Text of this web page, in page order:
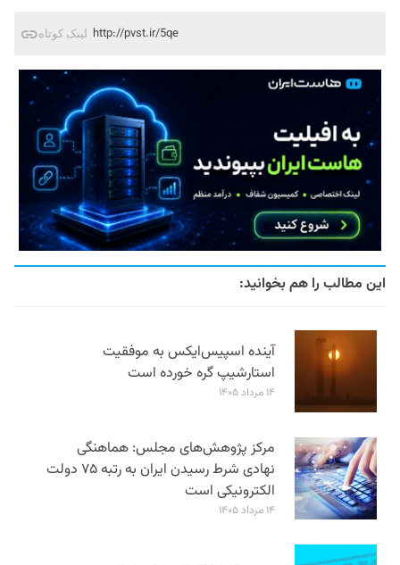
لینک کوتاه http://pvst.ir/5qe
این مطالب را هم بخوانید:
آینده اسپیس‌ایکس به موفقیت
استارشیپ گره خورده است
۱۴ مرداد ۱۴۰۵
مرکز پژوهش‌های مجلس: هماهنگی
نهادی شرط رسیدن ایران به رتبه ۷۵ دولت
الکترونیکی است
۱۴ مرداد ۱۴۰۵